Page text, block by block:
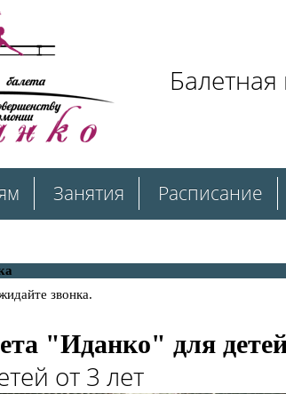
Занятия Расписание
звонка.
"Иданко" для
от 3 лет